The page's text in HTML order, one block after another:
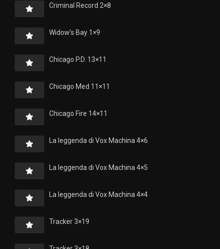
Criminal Record 2×8
Widow’s Bay 1×9
Chicago P.D. 13×11
Chicago Med 11×11
Chicago Fire 14×11
La leggenda di Vox Machina 4×6
La leggenda di Vox Machina 4×5
La leggenda di Vox Machina 4×4
Tracker 3×19